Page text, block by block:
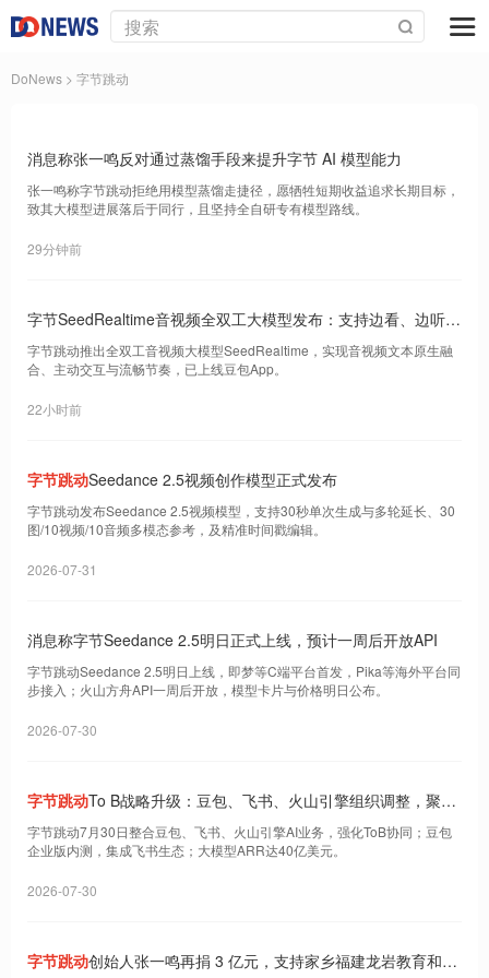
DoNews > 字节跳动
消息称张一鸣反对通过蒸馏手段来提升字节 AI 模型能力
张一鸣称字节跳动拒绝用模型蒸馏走捷径，愿牺牲短期收益追求长期目标，
致其大模型进展落后于同行，且坚持全自研专有模型路线。
29分钟前
字节SeedRealtime音视频全双工大模型发布：支持边看、边听、
边说，已上线豆包
字节跳动推出全双工音视频大模型SeedRealtime，实现音视频文本原生融
合、主动交互与流畅节奏，已上线豆包App。
22小时前
字节跳动Seedance 2.5视频创作模型正式发布
字节跳动发布Seedance 2.5视频模型，支持30秒单次生成与多轮延长、30
图/10视频/10音频多模态参考，及精准时间戳编辑。
2026-07-31
消息称字节Seedance 2.5明日正式上线，预计一周后开放API
字节跳动Seedance 2.5明日上线，即梦等C端平台首发，Pika等海外平台同
步接入；火山方舟API一周后开放，模型卡片与价格明日公布。
2026-07-30
字节跳动To B战略升级：豆包、飞书、火山引擎组织调整，聚焦
AI企业服务
字节跳动7月30日整合豆包、飞书、火山引擎AI业务，强化ToB协同；豆包
企业版内测，集成飞书生态；大模型ARR达40亿美元。
2026-07-30
字节跳动创始人张一鸣再捐 3 亿元，支持家乡福建龙岩教育和医